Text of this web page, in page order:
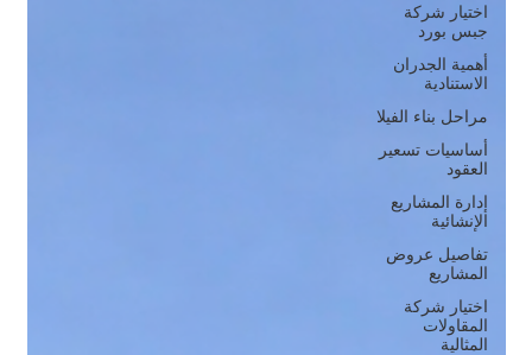
اختيار شركة
جبس بورد
أهمية الجدران
الاستنادية
مراحل بناء الفيلا
أساسيات تسعير
العقود
إدارة المشاريع
الإنشائية
تفاصيل عروض
المشاريع
اختيار شركة
المقاولات
المثالية